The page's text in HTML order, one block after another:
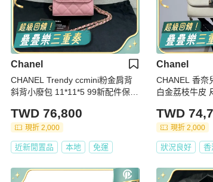
Chanel
CHANEL Trendy ccmini粉金肩背
斜背小廢包 11*11*5 99新配件保卡
TWD 76,800
現折 2,000
近新閒置品 本地 免運
Chanel
CHANEL 香奈
白金荔枝牛皮
TWD
現折 2,000
狀況良好 香